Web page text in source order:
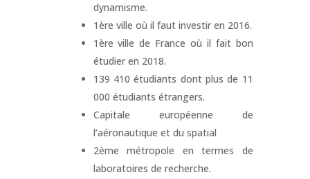
dynamisme.
1ère ville où il faut investir en 2016.
1ère ville de France où il fait bon
étudier en 2018.
139 410 étudiants dont plus de 11
000 étudiants étrangers.
Capitale européenne de
l’aéronautique et du spatial
2ème métropole en termes de
laboratoires de recherche.